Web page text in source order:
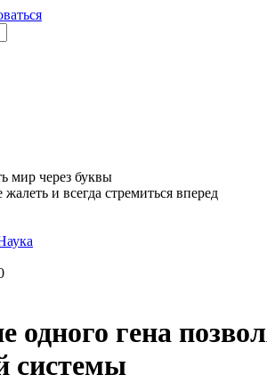
мир через буквы
и всегда стремиться вперед
одного гена
системы